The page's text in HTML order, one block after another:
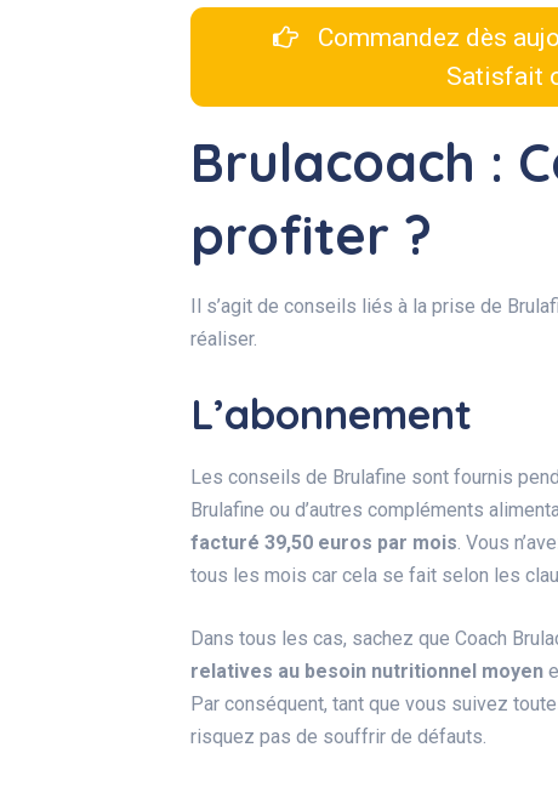
Commandez dès
Satisfait
Brulacoach :
profiter ?
Il s’agit de conseils liés à la prise de
réaliser.
L’abonnement
Les conseils de Brulafine sont fournis
Brulafine ou d’autres compléments
facturé 39,50 euros par mois. Vous
tous les mois car cela se fait selon les
Dans tous les cas, sachez que Coach
relatives au besoin nutritionnel moyen
Par conséquent, tant que vous suivez
risquez pas de souffrir de défauts.